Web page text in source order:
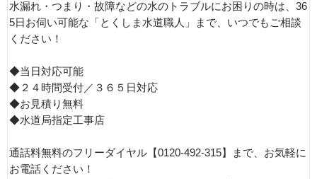
水漏れ・つまり・故障などの水のトラブルにお困りの時は、36
5日お伺い可能な「とくしま水道職人」まで、いつでもご相談
ください！
◆当日対応可能
◆２４時間受付／３６５日対応
◆お見積り無料
◆水道局指定工事店
通話料無料のフリーダイヤル【0120-492-315】まで、お気軽に
お電話ください！